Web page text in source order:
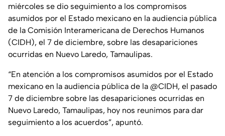
miércoles se dio seguimiento a los compromisos
asumidos por el Estado mexicano en la audiencia pública
de la Comisión Interamericana de Derechos Humanos
(CIDH), el 7 de diciembre, sobre las desapariciones
ocurridas en Nuevo Laredo, Tamaulipas.
“En atención a los compromisos asumidos por el Estado
mexicano en la audiencia pública de la @CIDH, el pasado
7 de diciembre sobre las desapariciones ocurridas en
Nuevo Laredo, Tamaulipas, hoy nos reunimos para dar
seguimiento a los acuerdos”, apuntó.